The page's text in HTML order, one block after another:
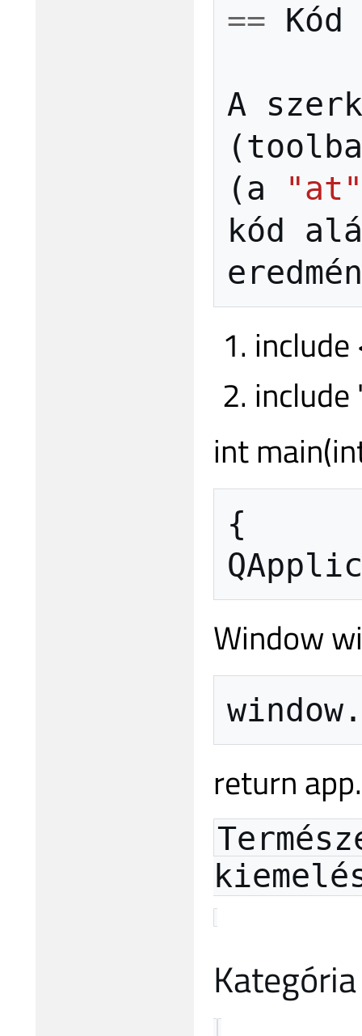
== Kód
A
(
(a
"at"
kód
include
int
{
Window
return